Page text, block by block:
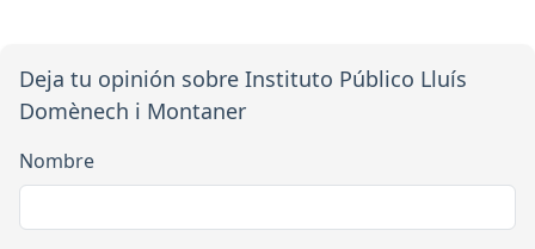
Deja tu opinión sobre Instituto Público Lluís
Domènech i Montaner
Nombre